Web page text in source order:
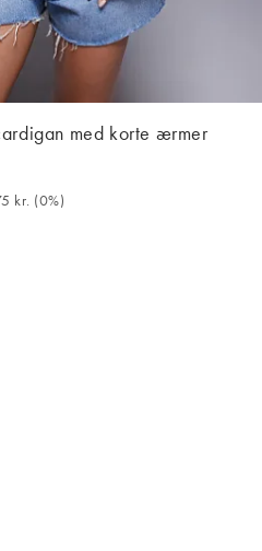
med korte ærmer
30 dage 99,75 kr. (0%). Var
kr. (0%)